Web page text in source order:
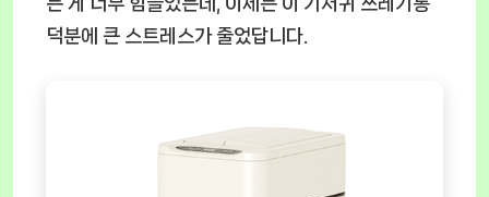
덕분에 큰 스트레스가 줄었답니다.